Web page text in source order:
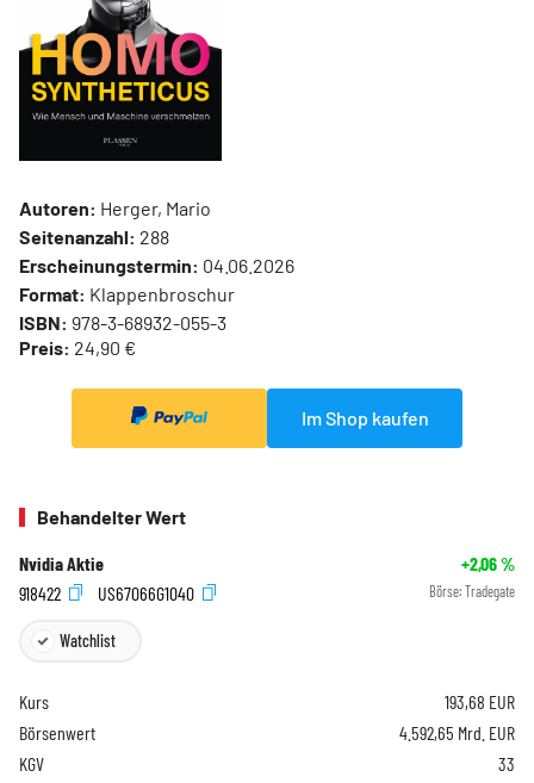
Autoren: Herger, Mario
Seitenanzahl: 288
Erscheinungstermin: 04.06.2026
Format: Klappenbroschur
ISBN: 978-3-68932-055-3
Preis: 24,90 €
Im Shop kaufen
Behandelter Wert
Nvidia Aktie +2,06%
918422
US67066G1040 Börse: Tradegate
Watchlist
Kurs 193,68 EUR
Börsenwert
4.592,65 Mrd. EUR
KGV
33